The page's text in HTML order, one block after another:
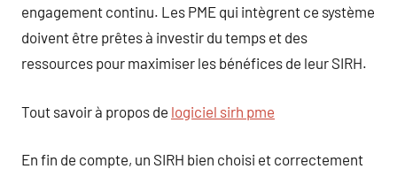
engagement continu. Les PME qui intègrent ce système
doivent être prêtes à investir du temps et des
ressources pour maximiser les bénéfices de leur SIRH.
Tout savoir à propos de logiciel sirh pme
En fin de compte, un SIRH bien choisi et correctement